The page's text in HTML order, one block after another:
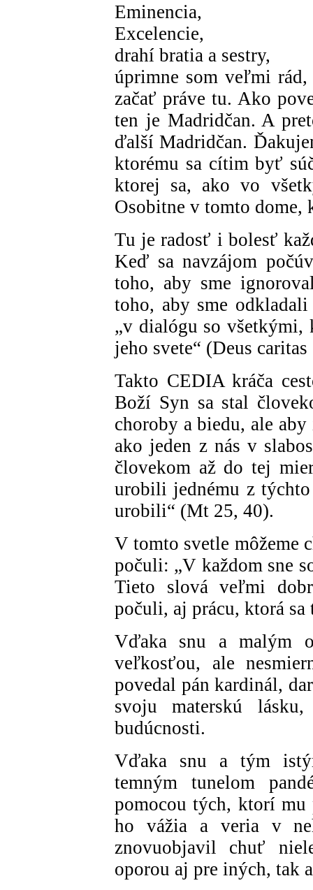
Eminencia,
Excelencie,
drahí bratia a sestry,
úprimne som veľmi
začať práve tu. Ako
ten je Madridčan. A
ďalší Madridčan.
ktorému sa cítim byť
ktorej sa, ako vo
Osobitne v tomto dome,
Tu je radosť i bolesť
Keď sa navzájom
toho, aby sme
toho, aby sme
„v dialógu so všetkými,
jeho svete“ (Deus
Takto CEDIA kráča
Boží Syn sa stal
choroby a biedu, ale
ako jeden z nás v
človekom až do tej
urobili jednému z
urobili“ (Mt 25, 40).
V tomto svetle môžeme
počuli: „V každom sne
Tieto slová veľmi
počuli, aj prácu, ktorá
Vďaka snu a malým
veľkosťou, ale
povedal pán kardinál,
svoju materskú
budúcnosti.
Vďaka snu a tým
temným tunelom
pomocou tých, ktorí
ho vážia a veria v
znovuobjavil chuť
oporou aj pre iných, tak